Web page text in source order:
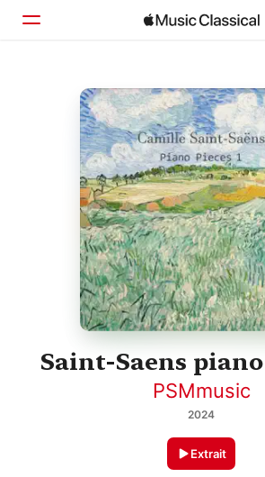
Accueil
Parcourir
Rechercher
Saint-Saens piano
PSMmusic
2024
Extrait